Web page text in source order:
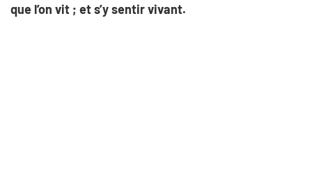
que l’on vit ; et s’y sentir vivant.